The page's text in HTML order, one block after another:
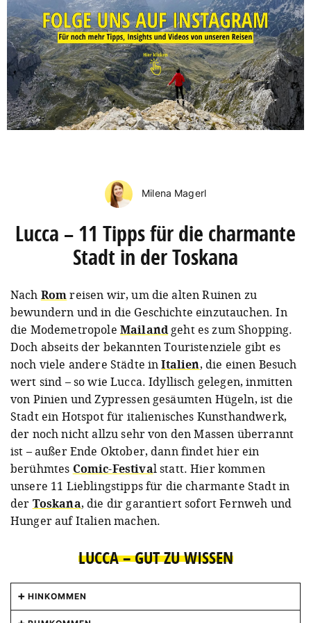
Milena Magerl
Lucca – 11 Tipps für die charmante
Stadt in der Toskana
Nach Romreisen wir, um die alten Ruinen zu
bewundern und in die Geschichte einzutauchen. In
die Modemetropole Mailandgeht es zum Shopping.
Doch abseits der bekannten Touristenziele gibt es
noch viele andere Städte inItalien, die einen Besuch
wert sind – so wie Lucca. Idyllisch gelegen, inmitten
von Pinien und Zypressen gesäumten Hügeln, ist die
Stadt ein Hotspot für italienisches Kunsthandwerk,
der noch nicht allzu sehr von den Massen überrannt
ist – außer Ende Oktober, dann findet hier ein
berühmtes Comic-Festival statt. Hier kommen
unsere 11 Lieblingstipps für die charmante Stadt in
der Toskana, die dir garantiert sofort Fernweh und
Hunger auf Italien machen.
LUCCA – GUT ZU WISSEN
HINKOMMEN
Lucca liegt zwischen Pisa und